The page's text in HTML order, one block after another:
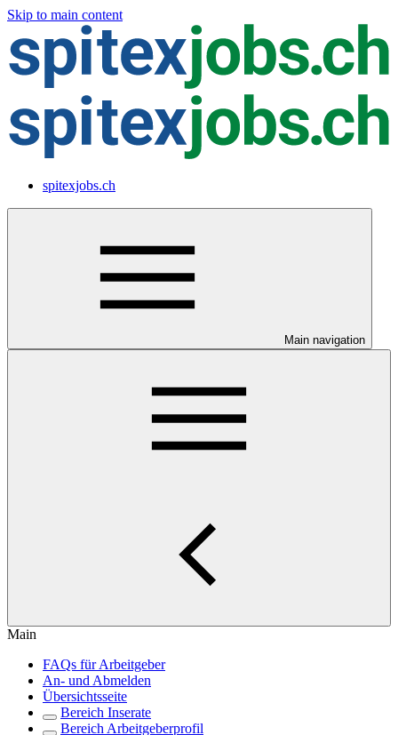
Skip to main content
spitexjobs.ch
Main navigation
Main
FAQs für Arbeitgeber
An- und Abmelden
Übersichtsseite
Bereich Inserate
Bereich Arbeitgeberprofil